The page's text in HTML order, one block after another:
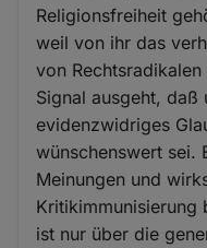
Religionsfreiheit
weil von ihr das
von
Signal ausgeht,
evidenzwidriges
wünschenswert sei.
Meinungen und
Kritikimmunisierung
ist nur über die